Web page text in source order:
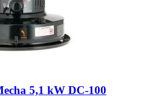
5,1 kW DC-100